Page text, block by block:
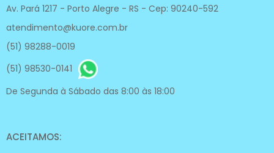
Av. Pará 1217 - Porto Alegre - RS - Cep: 90240-592
atendimento@kuore.com.br
(51) 98288-0019
(51) 98530-0141
De Segunda à Sábado das 8:00 às 18:00
ACEITAMOS: